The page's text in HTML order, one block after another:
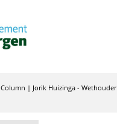
Column | Jorik Huizinga - Wethouder